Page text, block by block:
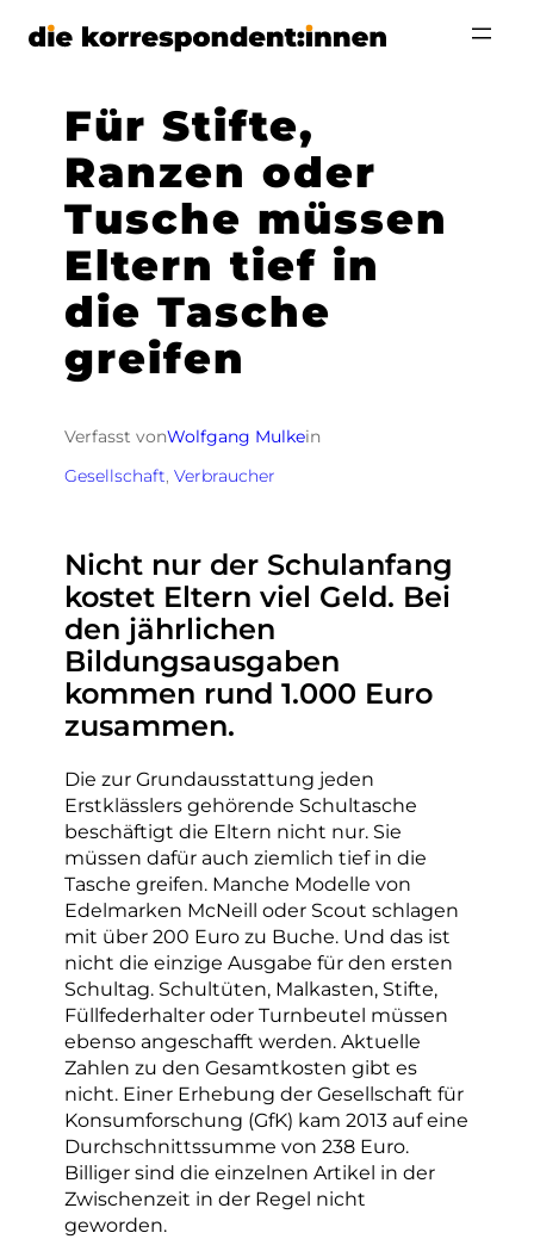
Zum
Für Stifte,
Ranzen oder
Tusche müssen
Eltern tief in
die Tasche
greifen
Verfasst vonWolfgang Mulkein
Gesellschaft, Verbraucher
Nicht nur der Schulanfang
kostet Eltern viel Geld. Bei
den jährlichen
Bildungsausgaben
kommen rund 1.000 Euro
zusammen.
Die zur Grundausstattung jeden
Erstklässlers gehörende Schultasche
beschäftigt die Eltern nicht nur. Sie
müssen dafür auch ziemlich tief in die
Tasche greifen. Manche Modelle von
Edelmarken McNeill oder Scout schlagen
mit über 200 Euro zu Buche. Und das ist
nicht die einzige Ausgabe für den ersten
Schultag. Schultüten, Malkasten, Stifte,
Füllfederhalter oder Turnbeutel müssen
ebenso angeschafft werden. Aktuelle
Zahlen zu den Gesamtkosten gibt es
nicht. Einer Erhebung der Gesellschaft für
Konsumforschung (GfK) kam 2013 auf eine
Durchschnittssumme von 238 Euro.
Billiger sind die einzelnen Artikel in der
Zwischenzeit in der Regel nicht
geworden.